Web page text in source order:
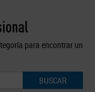
para encontrar un
BUSCAR